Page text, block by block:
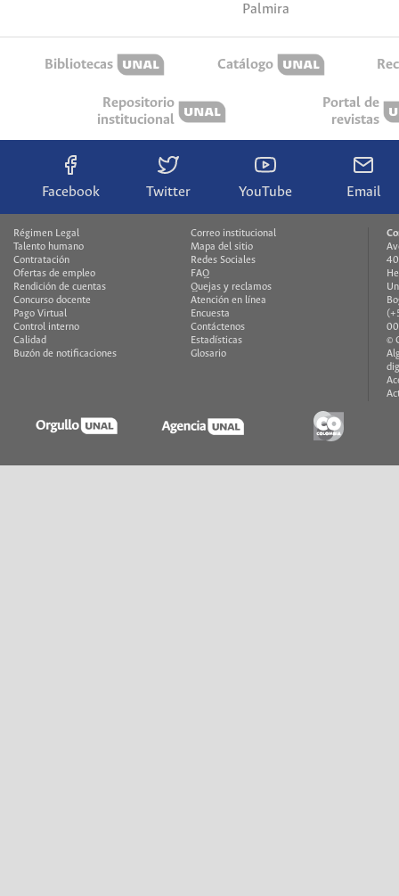
Palmira
Bibliotecas Catálogo
Repositorio
institucional
Portal de
revistas
Facebook Twitter YouTube Email
Régimen Legal
Talento humano
Contratación
Ofertas de empleo
Rendición de cuentas
Concurso docente
Pago Virtual
Control interno
Calidad
Buzón de notificaciones
Correo institucional
Mapa del sitio
Redes Sociales
FAQ
Quejas y reclamos
Atención en línea
Encuesta
Contáctenos
Estadísticas
Glosario
©